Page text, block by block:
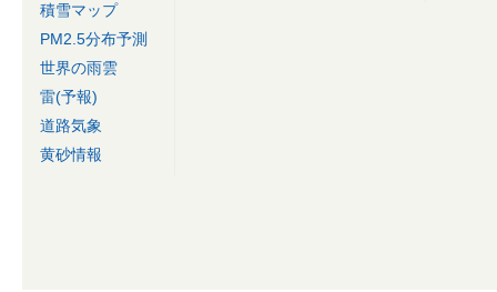
積雪マップ
PM2.5分布予測
世界の雨雲
雷(予報)
道路気象
黄砂情報